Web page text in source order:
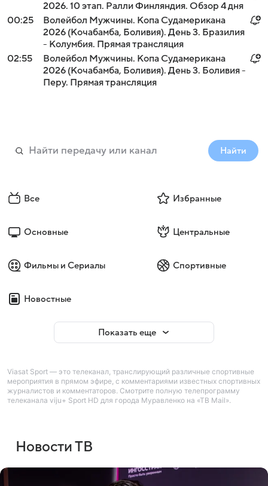
2026. 10 этап. Ралли Финляндия. Обзор 4 дня
00:25
Волейбол Мужчины. Копа Судамерикана
2026 (Кочабамба, Боливия). День 3. Бразилия
- Колумбия. Прямая трансляция
02:55
Волейбол Мужчины. Копа Судамерикана
2026 (Кочабамба, Боливия). День 3. Боливия -
Перу. Прямая трансляция
Найти
Все Избранные
Основные Центральные
Фильмы и Сериалы Спортивные
Новостные
Показать еще
Viasat Sport — это телеканал, транслирующий различные спортивные
мероприятия в прямом эфире, с комментариями известных спортивных
журналистов и комментаторов. Смотрите полную телепрограмму
телеканала viju+ Sport HD для города Муравленко на «ТВ Mail».
Новости ТВ